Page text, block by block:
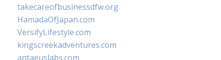
takecareofbusinessdfw.org
HamadaOfJapan.com
VersifyLifestyle.com
kingscreekadventures.com
antaeuslabs.com